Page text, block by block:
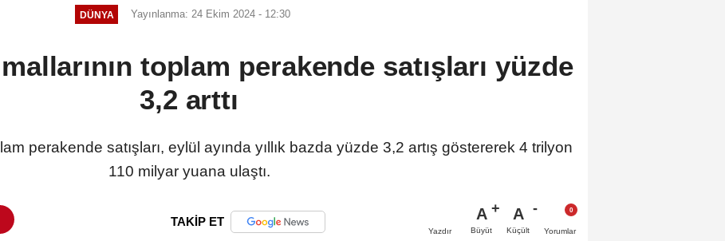
DÜNYA Yayınlanma: 24 Ekim 2024 - 12:30
toplam perakende satışları yüzde
3,2 arttı
perakende satışları, eylül ayında yıllık bazda yüzde 3,2 artış göstererek 4 trilyon
110 milyar yuana ulaştı.
TAKİP ET
Yazdır
A
Büyüt
A
Küçült Yorumlar